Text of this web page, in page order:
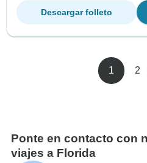
Descargar folleto
1 2
Ponte en contacto con
viajes a Florida